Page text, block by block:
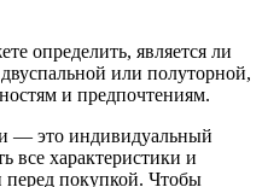
определить, является ли
или полуторной,
и предпочтениям.
— это индивидуальный
все характеристики и
перед покупкой. Чтобы